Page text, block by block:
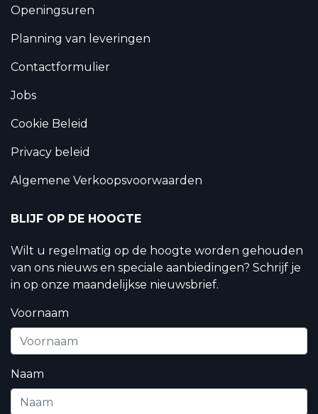
Openingsuren
Planning van leveringen
Contactformulier
Jobs
Cookie Beleid
Privacy beleid
Algemene Verkoopsvoorwaarden
BLIJF OP DE HOOGTE
Wilt u regelmatig op de hoogte worden gehouden
van ons nieuws en speciale aanbiedingen? Schrijf je
in op onze maandelijkse nieuwsbrief.
Voornaam
Naam